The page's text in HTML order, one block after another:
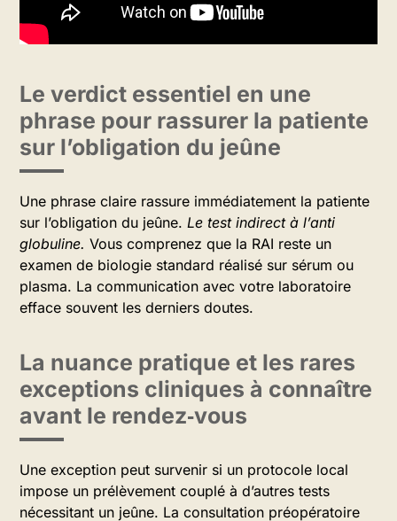
Le verdict essentiel en une
phrase pour rassurer la patiente
sur l’obligation du jeûne
Une phrase claire rassure immédiatement la patiente
sur l’obligation du jeûne. Le test indirect à l’anti
globuline. Vous comprenez que la RAI reste un
examen de biologie standard réalisé sur sérum ou
plasma. La communication avec votre laboratoire
efface souvent les derniers doutes.
La nuance pratique et les rares
exceptions cliniques à connaître
avant le rendez‑vous
Une exception peut survenir si un protocole local
impose un prélèvement couplé à d’autres tests
nécessitant un jeûne. La consultation préopératoire